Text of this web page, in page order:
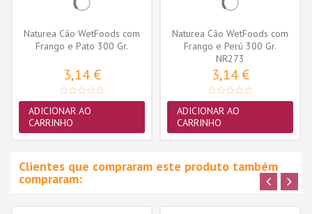
Naturea Cão WetFoods com
Frango e Pato 300 Gr.
3,14 €
ADICIONAR AO
CARRINHO
Naturea Cão WetFoods com
Frango e Perú 300 Gr.
NR273
3,14 €
ADICIONAR AO
CARRINHO
Clientes que compraram este produto também
compraram: